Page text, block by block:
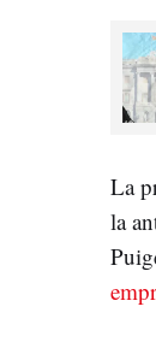
La
la